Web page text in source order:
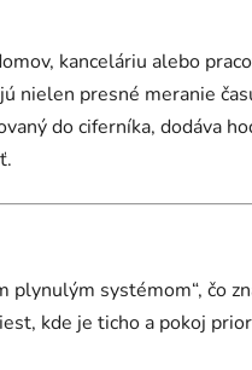
kanceláriu alebo
nielen presné meranie
do ciferníka, dodáva
plynulým systémom“, čo
kde je ticho a pokoj